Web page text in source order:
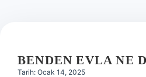
Hakkımızda
BENDEN EVLA NE
Tarih: Ocak 14, 2025